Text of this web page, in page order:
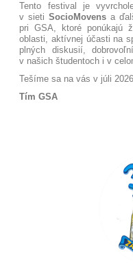
Tento festival je
v sietiSocioMovens a
pri GSA, ktoré ponúkajú
oblasti, aktívnej účasti na
plných diskusií,
v našich študentoch i v
Tešíme sa na vás v júli
Tím GSA